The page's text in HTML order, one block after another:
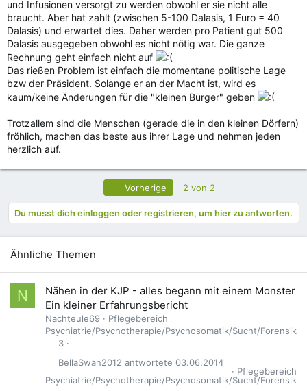
und Infusionen versorgt zu werden obwohl er sie nicht alle
braucht. Aber hat zahlt (zwischen 5-100 Dalasis, 1 Euro = 40
Dalasis) und erwartet dies. Daher werden pro Patient gut 500
Dalasis ausgegeben obwohl es nicht nötig war. Die ganze
Rechnung geht einfach nicht auf
Das rießen Problem ist einfach die momentane politische Lage
bzw der Präsident. Solange er an der Macht ist, wird es
kaum/keine Änderungen für die "kleinen Bürger" geben
Trotzallem sind die Menschen (gerade die in den kleinen Dörfern)
fröhlich, machen das beste aus ihrer Lage und nehmen jeden
herzlich auf.
Vorherige 2 von 2
Du musst dich einloggen oder registrieren, um hier zu antworten.
Ähnliche Themen
N
Nähen in der KJP - alles begann mit einem Monster
Ein kleiner Erfahrungsbericht
Nachteule69
Pflegebereich
Psychiatrie/Psychotherapie/Psychosomatik/Sucht/Forensik
3
Pflegebereich
Psychiatrie/Psychotherapie/Psychosomatik/Sucht/Forensik
03.06.2014
BellaSwan2012